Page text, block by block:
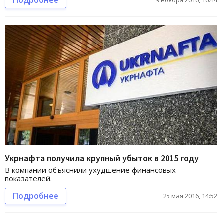
Укрнафта получила крупный убыток в 2015 году
В компании объяснили ухудшение финансовых
показателей.
Подробнее 25 мая 2016, 14:52